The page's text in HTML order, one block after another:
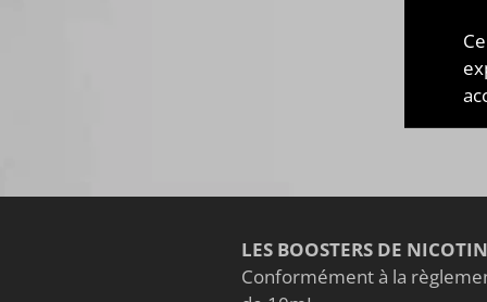
LES BOOSTERS DE
Conformément à la